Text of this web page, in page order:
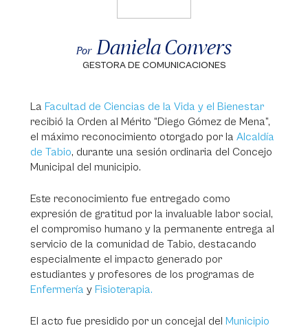
Por Daniela Convers
GESTORA DE COMUNICACIONES
La Facultad de Ciencias de la Vida y el Bienestar
recibió la Orden al Mérito “Diego Gómez de Mena”,
el máximo reconocimiento otorgado por la Alcaldía
de Tabio, durante una sesión ordinaria del Concejo
Municipal del municipio.
Este reconocimiento fue entregado como
expresión de gratitud por la invaluable labor social,
el compromiso humano y la permanente entrega al
servicio de la comunidad de Tabio, destacando
especialmente el impacto generado por
estudiantes y profesores de los programas de
Enfermería y Fisioterapia.
El acto fue presidido por un concejal del Municipio